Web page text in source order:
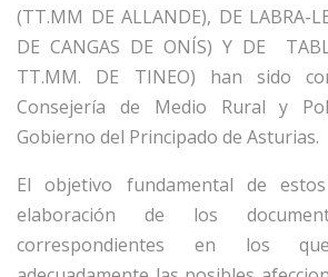
(TT.MM DE ALLANDE), DE LABRA-
DE CANGAS DE ONÍS) Y DE
TT.MM. DE TINEO) han sido
Consejería de Medio Rural y
Gobierno del Principado de Asturias.
El objetivo fundamental de
elaboración de los
correspondientes en los